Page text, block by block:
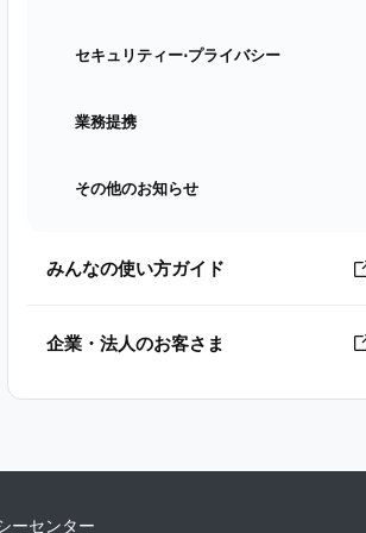
セキュリティー⋅プライバシー
業務提携
その他のお知らせ
みんなの使い方ガイド
企業・法人のお客さま
ーセンター